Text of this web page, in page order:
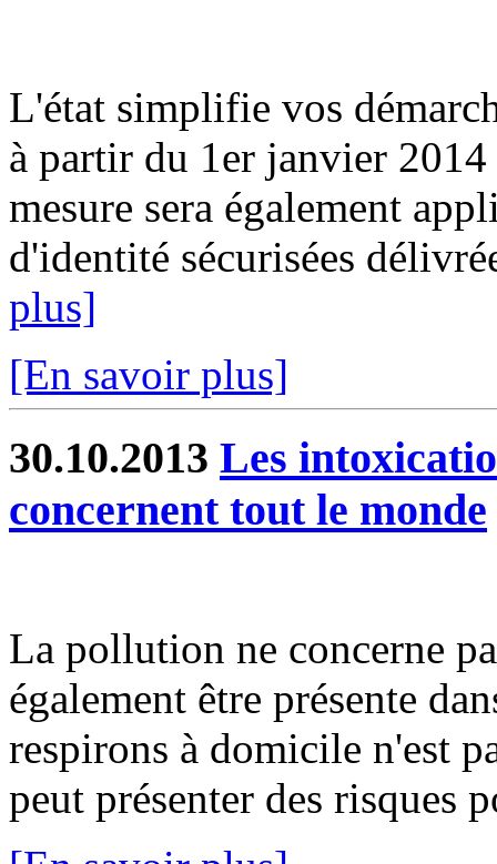
L'état simplifie vos
à partir du 1er janvier
mesure sera également
d'identité sécurisées
plus]
[En savoir plus]
30.10.2013 Les
concernent tout le monde
La pollution ne concerne
également être présente
respirons à domicile n'est
peut présenter des risques